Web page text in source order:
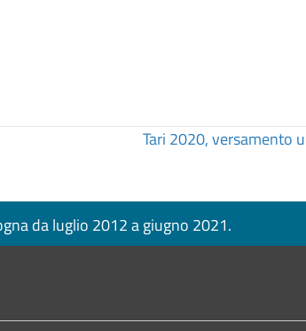
Tari 2020, versamento
da luglio 2012 a giugno 2021.